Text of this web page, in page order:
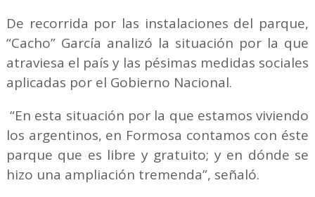
De recorrida por las instalaciones del parque,
“Cacho” García analizó la situación por la que
atraviesa el país y las pésimas medidas sociales
aplicadas por el Gobierno Nacional.
“En esta situación por la que estamos viviendo
los argentinos, en Formosa contamos con éste
parque que es libre y gratuito; y en dónde se
hizo una ampliación tremenda”, señaló.